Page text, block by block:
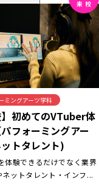
ミングアーツ学科
】初めてのVTuber体
フォーミングアー
トタレント)
体験できるだけでなく業界
ネットタレント・インフ...